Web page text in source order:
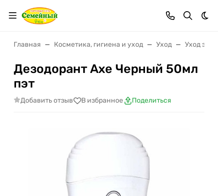
Главная Косметика, гигиена и уход Уход Уход за
Дезодорант Axe Черный 50мл
пэт
Добавить отзыв В избранное Поделиться